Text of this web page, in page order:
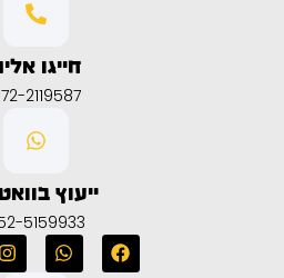
חייגו
2119587
ייעוץ
5159933